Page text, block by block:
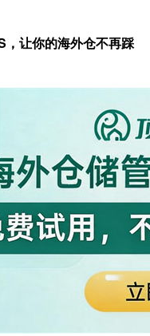
，让你的海外仓不再踩